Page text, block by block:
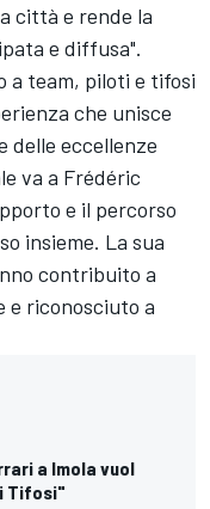
città e rende la
e diffusa".
a team, piloti e tifosi
che unisce
delle eccellenze
va a Frédéric
e il percorso
insieme. La sua
contribuito a
e riconosciuto a
a Imola vuol
Tifosi"